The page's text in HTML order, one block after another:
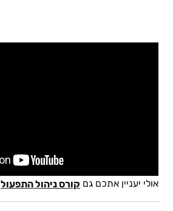
אולי יעניין אתכם גם קורס ניהול התפעול